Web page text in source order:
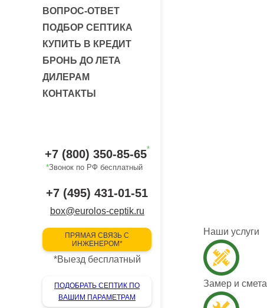
ВОПРОС-ОТВЕТ
ПОДБОР СЕПТИКА
КУПИТЬ В КРЕДИТ
БРОНЬ ДО ЛЕТА
ДИЛЕРАМ
КОНТАКТЫ
+7 (800) 350-85-65*
*Звонок по РФ бесплатный
+7 (495) 431-01-51
box@eurolos-ceptik.ru
ПРЯМАЯ СВЯЗЬ С
ИНЖЕНЕРОМ*
*Выезд бесплатный
ПОДОБРАТЬ СЕПТИК ПО
ВАШИМ ПАРАМЕТРАМ
Наши услуги
Замер и смета